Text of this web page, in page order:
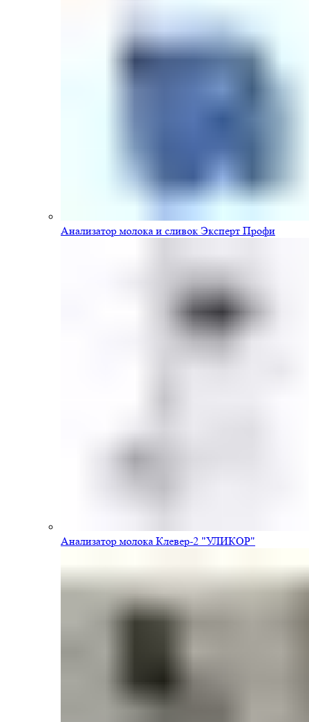
Анализатор молока и сливок Эксперт Профи
Анализатор молока Клевер-2 "УЛИКОР"